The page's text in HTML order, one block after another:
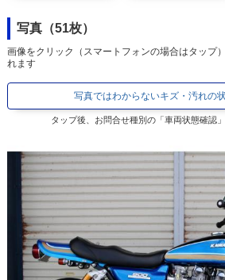
写真（51枚）
画像をクリック（スマートフォンの場合はタップ
れます
写真ではわからないキズ・汚れの
タップ後、お問合せ種別の「車両状態確認